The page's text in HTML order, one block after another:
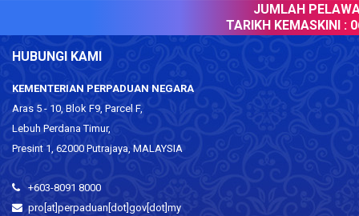
JUMLAH
TARIKH KEMASKINI :
HUBUNGI KAMI
KEMENTERIAN PERPADUAN NEGARA
Aras 5 - 10, Blok F9, Parcel F,
Lebuh Perdana Timur,
Presint 1, 62000 Putrajaya, MALAYSIA
+603-8091 8000
pro[at]perpaduan[dot]gov[dot]my